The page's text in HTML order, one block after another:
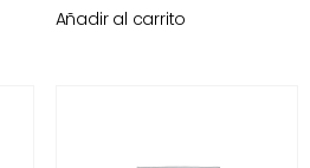
Añadir al carrito